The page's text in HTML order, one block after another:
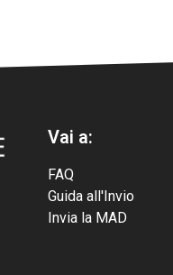
Vai a:
FAQ
Guida all'Invio
Invia la MAD